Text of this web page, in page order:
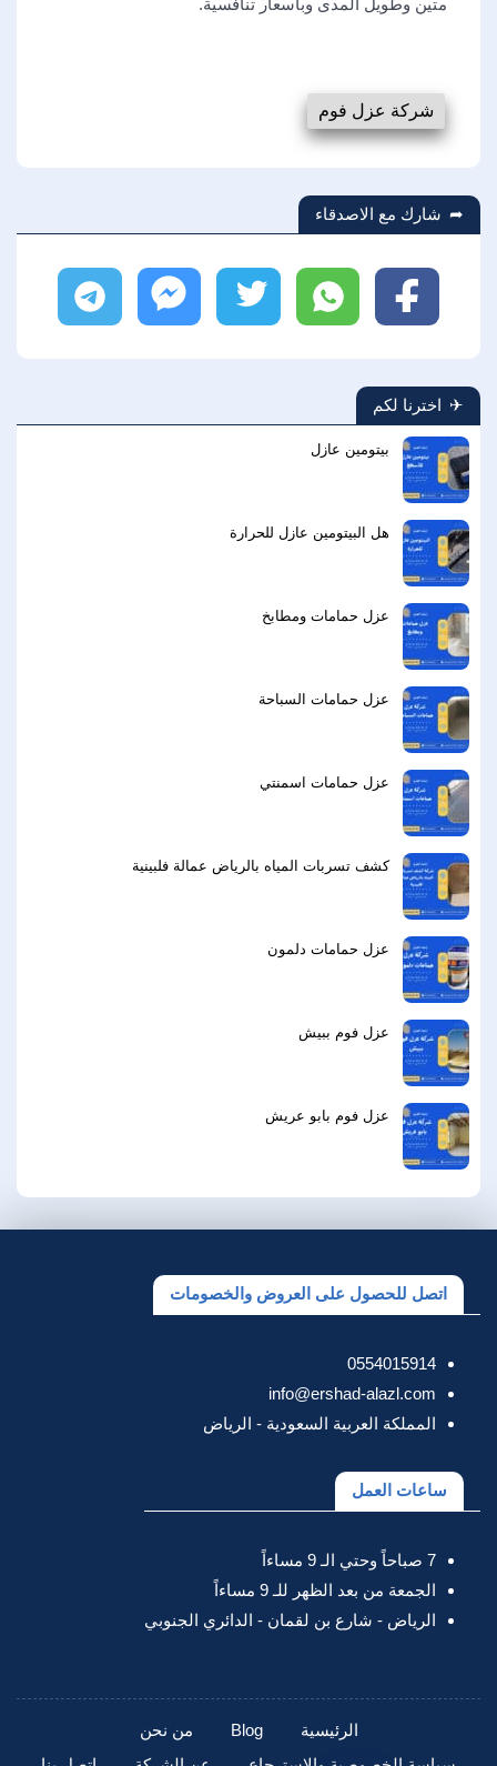
شركة عزل فوم
شارك مع الاصدقاء
فيسبوك واتساب ماسنجر
اخترنا لكم
بيتومين عازل
هل البيتومين عازل للحرارة
عزل حمامات ومطابخ
عزل حمامات السباحة
عزل حمامات اسمنتي
كشف تسربات المياه بالرياض عمالة فلبينية
عزل حمامات دلمون
عزل فوم ببيش
عزل فوم بابو عريش
اتصل للحصول على العروض والخصومات
0554015914
info@ershad-alazl.com
المملكة العربية السعودية - الرياض
ساعات العمل
7 صباحاً وحتي الـ 9 مساءاً
الجمعة من بعد الظهر للـ 9 مساءاً
الرياض - شارع بن لقمان - الدائري الجنوبي
الرئيسية Blog
من نحن